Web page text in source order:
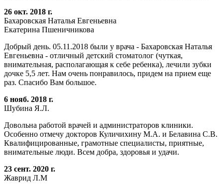
26 окт. 2018 г.
Бахаровская Наталья Евгеньевна
Екатерина Пшеничникова
Добрый день. 05.11.2018 были у врача - Бахаровская Наталья
Евгеньевна - отличный детский стоматолог (чуткая,
внимательная, располагающая к себе ребенка), лечили зубки
дочке 5,5 лет. Нам очень понравилось, придем на прием еще
раз. Спасибо Вам большое.
6 нояб. 2018 г.
Шубина Я.Л.
Довольна работой врачей и администраторов клиники.
Особенно отмечу докторов Куличихину М.А. и Белавина С.В.
Квалифицированные, грамотные специалисты, приятные,
внимательные люди. Всем добра, здоровья и удачи.
23 сент. 2020 г.
Жаврид Л.М